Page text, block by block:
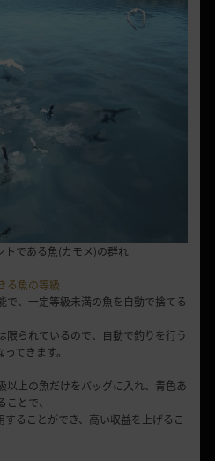
である魚(カモメ)の群れ
る魚の等級
で、一定等級未満の魚を自動で捨てる
限られているので、自動で釣りを行う
てきます。
以上の魚だけをバッグに入れ、青色あ
とで、
ることができ、高い収益を上げるこ